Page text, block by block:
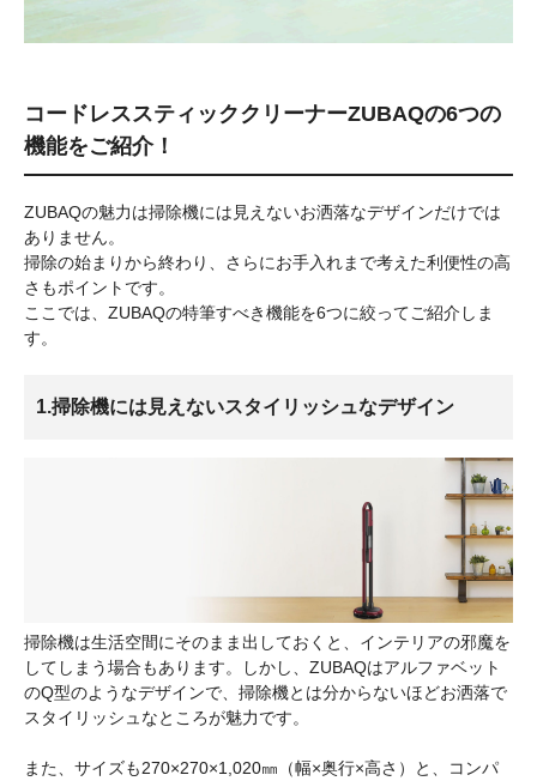
コードレススティッククリーナーZUBAQの6つの
機能をご紹介！
ZUBAQの魅力は掃除機には見えないお洒落なデザインだけでは
ありません。
掃除の始まりから終わり、さらにお手入れまで考えた利便性の高
さもポイントです。
ここでは、ZUBAQの特筆すべき機能を6つに絞ってご紹介しま
す。
1.掃除機には見えないスタイリッシュなデザイン
掃除機は生活空間にそのまま出しておくと、インテリアの邪魔を
してしまう場合もあります。しかし、ZUBAQはアルファベット
のQ型のようなデザインで、掃除機とは分からないほどお洒落で
スタイリッシュなところが魅力です。
また、サイズも270×270×1,020㎜（幅×奥行×高さ）と、コンパ